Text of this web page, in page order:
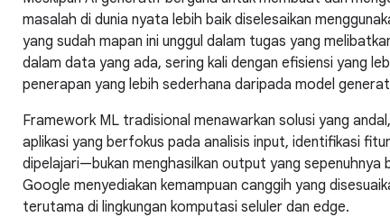
masalah di dunia nyata lebih baik diselesaikan
yang sudah mapan ini unggul dalam tugas yang
dalam data yang ada, sering kali dengan efisiensi yang
penerapan yang lebih sederhana daripada model
Framework ML tradisional menawarkan solusi yang
aplikasi yang berfokus pada analisis input, identifikasi
dipelajari—bukan menghasilkan output yang
Google menyediakan kemampuan canggih yang
terutama di lingkungan komputasi seluler dan edge.